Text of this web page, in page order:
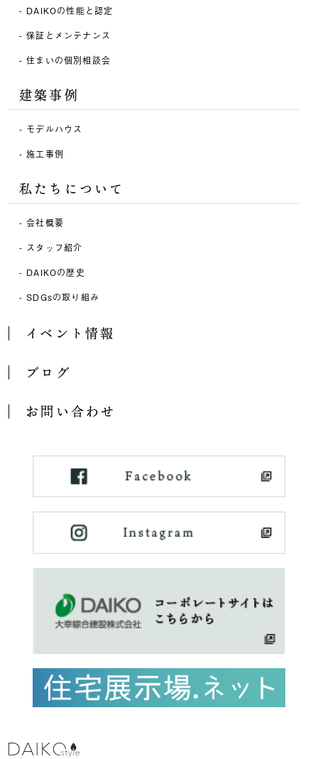
DAIKOの性能と認定
保証とメンテナンス
住まいの個別相談会
建築事例
モデルハウス
施工事例
私たちについて
会社概要
スタッフ紹介
DAIKOの歴史
SDGsの取り組み
イベント情報
ブログ
お問い合わせ